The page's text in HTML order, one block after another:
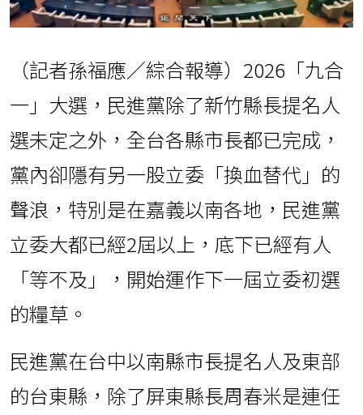
（記者孫福應／綜合報導）2026「九合
一」大選，民進黨除了新竹縣長提名人
選未定之外，全台各縣市長都已完成，
黨內卻隱有另一股立委「換血替代」的
聲浪，特別是在嘉義以南各地，民進黨
立委大都已經2屆以上，底下已經有人
「等不及」，開始運作下一屆立委初選
的糧草。
民進黨在台中以南縣市長提名人及東部
的台東縣，除了屏東縣長周春米是連任